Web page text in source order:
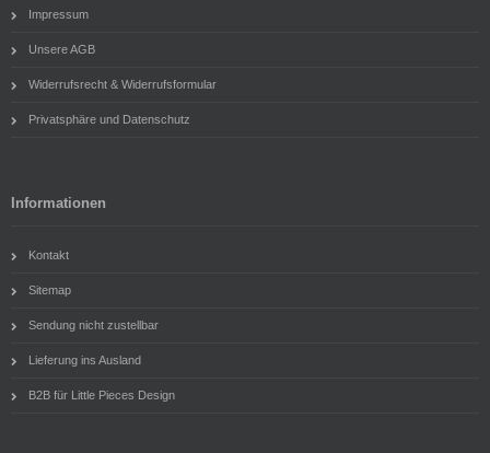
Impressum
Unsere AGB
Widerrufsrecht & Widerrufsformular
Privatsphäre und Datenschutz
Informationen
Kontakt
Sitemap
Sendung nicht zustellbar
Lieferung ins Ausland
B2B für Little Pieces Design